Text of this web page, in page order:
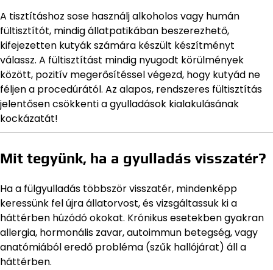
A tisztításhoz sose használj alkoholos vagy humán
fültisztítót, mindig állatpatikában beszerezhető,
kifejezetten kutyák számára készült készítményt
válassz. A fültisztítást mindig nyugodt körülmények
között, pozitív megerősítéssel végezd, hogy kutyád ne
féljen a procedúrától. Az alapos, rendszeres fültisztítás
jelentősen csökkenti a gyulladások kialakulásának
kockázatát!
Mit tegyünk, ha a gyulladás visszatér?
Ha a fülgyulladás többször visszatér, mindenképp
keressünk fel újra állatorvost, és vizsgáltassuk ki a
háttérben húzódó okokat. Krónikus esetekben gyakran
allergia, hormonális zavar, autoimmun betegség, vagy
anatómiából eredő probléma (szűk hallójárat) áll a
háttérben.